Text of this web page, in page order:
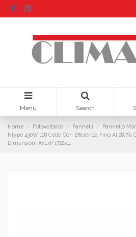
Menu Search
Home Fotovoltaico Pannelli
Pannello
Ntype 430W 108 Celle Con Efficienza Fino Al 28,7%
Dimensioni AxLxP 1722x11